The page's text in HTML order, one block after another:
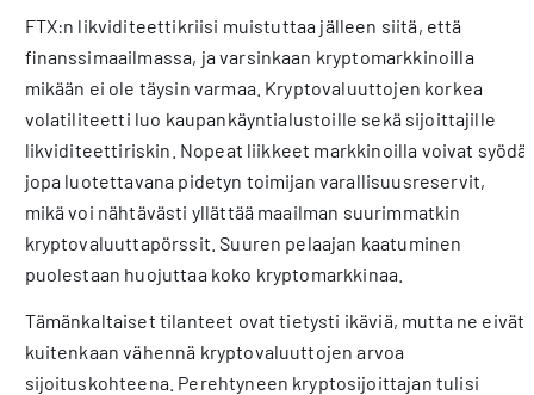
FTX:n likviditeettikriisi muistuttaa jälleen siitä, että
finanssimaailmassa, ja varsinkaan kryptomarkkinoilla
mikään ei ole täysin varmaa. Kryptovaluuttojen korkea
volatiliteetti luo kaupankäyntialustoille sekä sijoittajille
likviditeettiriskin. Nopeat liikkeet markkinoilla voivat syödä
jopa luotettavana pidetyn toimijan varallisuusreservit,
mikä voi nähtävästi yllättää maailman suurimmatkin
kryptovaluuttapörssit. Suuren pelaajan kaatuminen
puolestaan huojuttaa koko kryptomarkkinaa.
Tämänkaltaiset tilanteet ovat tietysti ikäviä, mutta ne eivät
kuitenkaan vähennä kryptovaluuttojen arvoa
sijoituskohteena. Perehtyneen kryptosijoittajan tulisi